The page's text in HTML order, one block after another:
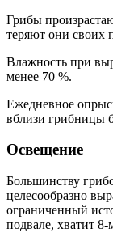
Грибы
теряют они своих
Влажность при
менее 70 %.
Ежедневное
вблизи грибницы
Освещение
Большинству
целесообразно
ограниченный
подвале, хватит